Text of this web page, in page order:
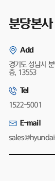
분당본사
Add
경기도 성남시
층, 13553
Tel
1522-5001
E-mail